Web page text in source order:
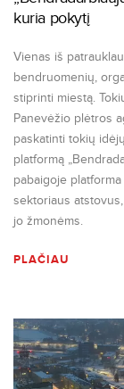
kuria pokytį
Vienas iš
bendruomenių,
stiprinti miestą.
Panevėžio plėtros
paskatinti tokių
platformą
pabaigoje
sektoriaus
jo žmonėms.
PLAČIAU